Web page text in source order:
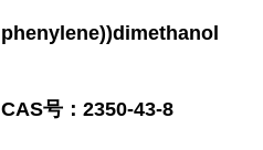
phenylene))dimethanol
CAS号：2350-43-8